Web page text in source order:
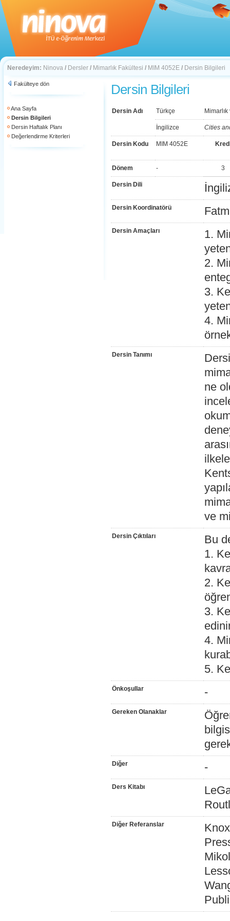
Neredeyim: Ninova / Dersler / Mimarlık Fakültesi / MIM 4052E / Dersin Bilgileri
Fakülteye dön
Ana Sayfa
Dersin Bilgileri
Dersin Haftalık Planı
Değerlendirme Kriterleri
Dersin Bilgileri
Dersin Adı Türkçe
İngilizce Cities
Dersin Kodu MIM 4052E
Dönem - 3
Dersin Dili
Dersin Koordinatörü
Dersin Amaçları
1.
2.
3.
4.
Dersin Tanımı
ne
ve
Dersin Çıktıları
Bu
1.
2.
3.
4.
5.
Önkoşullar -
Gereken Olanaklar
Diğer -
Ders Kitabı
Diğer Referanslar